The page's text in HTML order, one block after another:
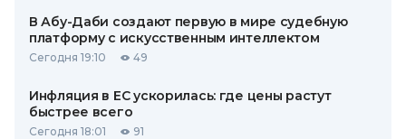
В Абу-Даби создают первую в мире судебную
платформу с искусственным интеллектом
Сегодня 19:10 49
Инфляция в ЕС ускорилась: где цены растут
быстрее всего
Сегодня 18:01 91